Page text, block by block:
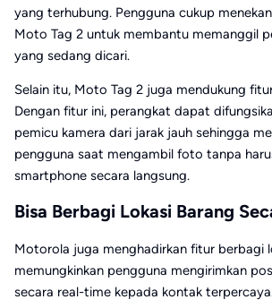
yang terhubung. Pengguna cukup
Moto Tag 2 untuk membantu memanggil
yang sedang dicari.
Selain itu, Moto Tag 2 juga mendukung
Dengan fitur ini, perangkat dapat
pemicu kamera dari jarak jauh sehingga
pengguna saat mengambil foto tanpa
smartphone secara langsung.
Bisa Berbagi Lokasi Barang
Motorola juga menghadirkan fitur berbagi
memungkinkan pengguna mengirimkan
secara real-time kepada kontak